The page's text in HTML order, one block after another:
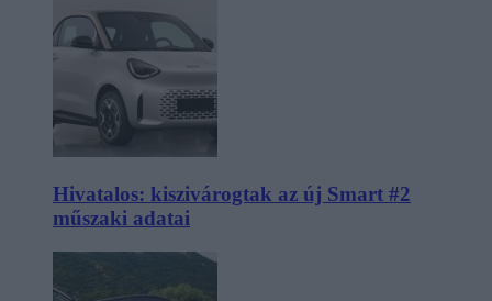
Hivatalos: kiszivárogtak az új Smart #2
műszaki adatai